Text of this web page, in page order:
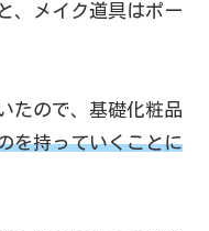
、メイク道具はポー
たので、基礎化粧品
を持っていくことに